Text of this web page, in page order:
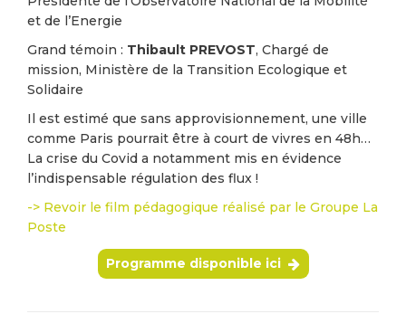
et de l’Energie
Grand témoin : Thibault PREVOST, Chargé de
mission, Ministère de la Transition Ecologique et
Solidaire
Il est estimé que sans approvisionnement, une ville
comme Paris pourrait être à court de vivres en 48h…
La crise du Covid a notamment mis en évidence
l’indispensable régulation des flux !
-> Revoir le film pédagogique réalisé par le Groupe La
Poste
Programme disponible ici